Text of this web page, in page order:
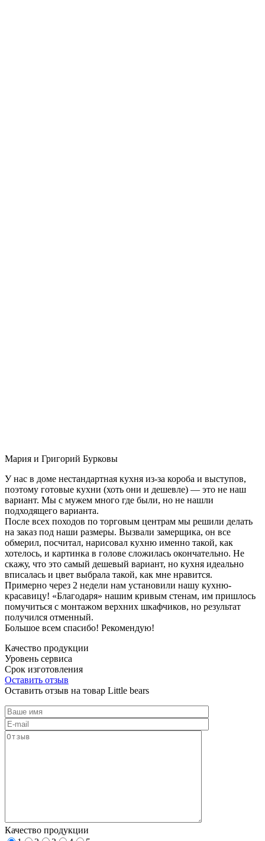
Мария и Григорий Бурковы
У нас в доме нестандартная кухня из-за короба и выступов,
поэтому готовые кухни (хоть они и дешевле) — это не наш
вариант. Мы с мужем много где были, но не нашли
подходящего варианта.
После всех походов по торговым центрам мы решили делать
на заказ под наши размеры. Вызвали замерщика, он все
обмерил, посчитал, нарисовал кухню именно такой, как
хотелось, и картинка в голове сложилась окончательно. Не
скажу, что это самый дешевый вариант, но кухня идеально
вписалась и цвет выбрала такой, как мне нравится.
Примерно через 2 недели нам установили нашу кухню-
красавицу! «Благодаря» нашим кривым стенам, им пришлось
помучиться с монтажом верхних шкафчиков, но результат
получился отменный.
Большое всем спасибо! Рекомендую!
Качество продукции
Уровень сервиса
Срок изготовления
Оставить отзыв
Оставить отзыв на товар Little bears
Качество продукции